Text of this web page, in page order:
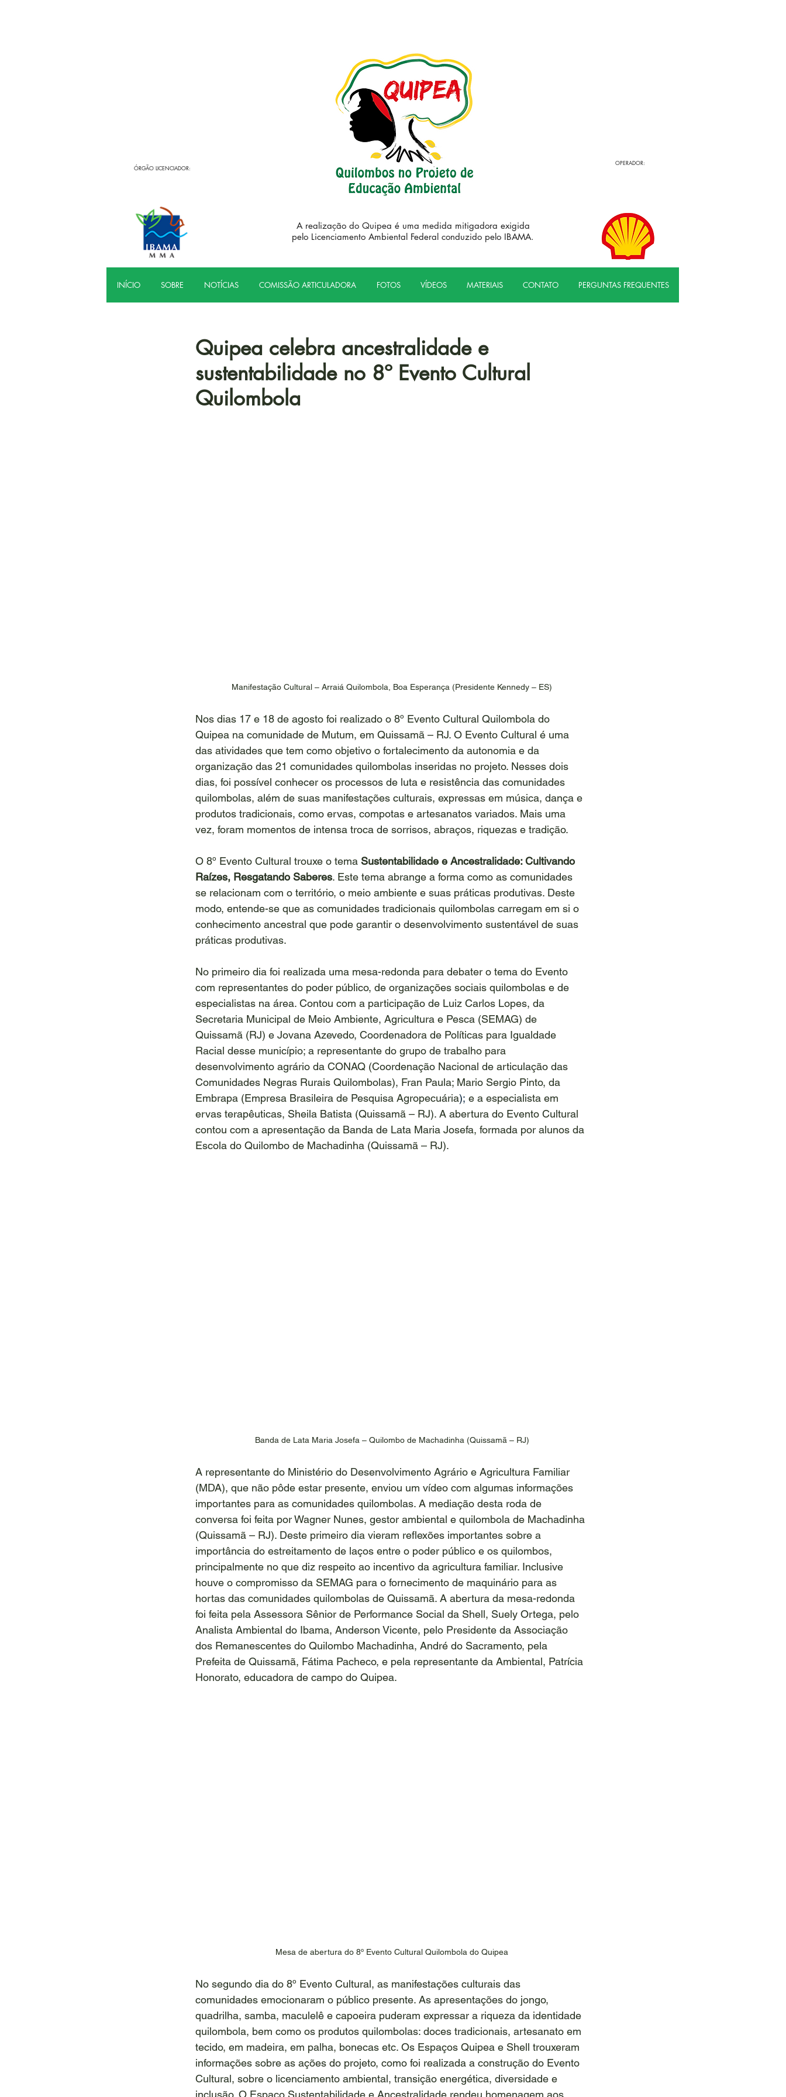
Quipea celebra ancestralidade e
sustentabilidade no 8º Evento Cultural
Quilombola
Manifestação Cultural – Arraiá Quilombola, Boa Esperança (Presidente Kennedy – ES)
Nos dias 17 e 18 de agosto foi realizado o 8º Evento Cultural Quilombola do
Quipea na comunidade de Mutum, em Quissamã – RJ. O Evento Cultural é uma
das atividades que tem como objetivo o fortalecimento da autonomia e da
organização das 21 comunidades quilombolas inseridas no projeto. Nesses dois
dias, foi possível conhecer os processos de luta e resistência das comunidades
quilombolas, além de suas manifestações culturais, expressas em música, dança e
produtos tradicionais, como ervas, compotas e artesanatos variados. Mais uma
vez, foram momentos de intensa troca de sorrisos, abraços, riquezas e tradição.
O 8º Evento Cultural trouxe o tema Sustentabilidade e Ancestralidade: Cultivando
Raízes, Resgatando Saberes. Este tema abrange a forma como as comunidades
se relacionam com o território, o meio ambiente e suas práticas produtivas. Deste
modo, entende-se que as comunidades tradicionais quilombolas carregam em si o
conhecimento ancestral que pode garantir o desenvolvimento sustentável de suas
práticas produtivas.
No primeiro dia foi realizada uma mesa-redonda para debater o tema do Evento
com representantes do poder público, de organizações sociais quilombolas e de
especialistas na área. Contou com a participação de Luiz Carlos Lopes, da
Secretaria Municipal de Meio Ambiente, Agricultura e Pesca (SEMAG) de
Quissamã (RJ) e Jovana Azevedo, Coordenadora de Políticas para Igualdade
Racial desse município; a representante do grupo de trabalho para
desenvolvimento agrário da CONAQ (Coordenação Nacional de articulação das
Comunidades Negras Rurais Quilombolas), Fran Paula; Mario Sergio Pinto, da
Embrapa (Empresa Brasileira de Pesquisa Agropecuária); e a especialista em
ervas terapêuticas, Sheila Batista (Quissamã – RJ). A abertura do Evento Cultural
contou com a apresentação da Banda de Lata Maria Josefa, formada por alunos da
Escola do Quilombo de Machadinha (Quissamã – RJ).
Banda de Lata Maria Josefa – Quilombo de Machadinha (Quissamã – RJ)
A representante do Ministério do Desenvolvimento Agrário e Agricultura Familiar
(MDA), que não pôde estar presente, enviou um vídeo com algumas informações
importantes para as comunidades quilombolas. A mediação desta roda de
conversa foi feita por Wagner Nunes, gestor ambiental e quilombola de Machadinha
(Quissamã – RJ). Deste primeiro dia vieram reflexões importantes sobre a
importância do estreitamento de laços entre o poder público e os quilombos,
principalmente no que diz respeito ao incentivo da agricultura familiar. Inclusive
houve o compromisso da SEMAG para o fornecimento de maquinário para as
hortas das comunidades quilombolas de Quissamã. A abertura da mesa-redonda
foi feita pela Assessora Sênior de Performance Social da Shell, Suely Ortega, pelo
Analista Ambiental do Ibama, Anderson Vicente, pelo Presidente da Associação
dos Remanescentes do Quilombo Machadinha, André do Sacramento, pela
Prefeita de Quissamã, Fátima Pacheco, e pela representante da Ambiental, Patrícia
Honorato, educadora de campo do Quipea.
Mesa de abertura do 8º Evento Cultural Quilombola do Quipea
No segundo dia do 8º Evento Cultural, as manifestações culturais das
comunidades emocionaram o público presente. As apresentações do jongo,
quadrilha, samba, maculelê e capoeira puderam expressar a riqueza da identidade
quilombola, bem como os produtos quilombolas: doces tradicionais, artesanato em
tecido, em madeira, em palha, bonecas etc. Os Espaços Quipea e Shell trouxeram
informações sobre as ações do projeto, como foi realizada a construção do Evento
Cultural, sobre o licenciamento ambiental, transição energética, diversidade e
inclusão. O Espaço Sustentabilidade e Ancestralidade rendeu homenagem aos
OPERADOR:
ÓRGÃO LICENCIADOR:
A realização do Quipea é uma medida mitigadora exigida
pelo Licenciamento Ambiental Federal conduzido pelo IBAMA.
INÍCIO SOBRE NOTÍCIAS COMISSÃO ARTICULADORA FOTOS VÍDEOS MATERIAIS CONTATO PERGUNTAS FREQUENTES